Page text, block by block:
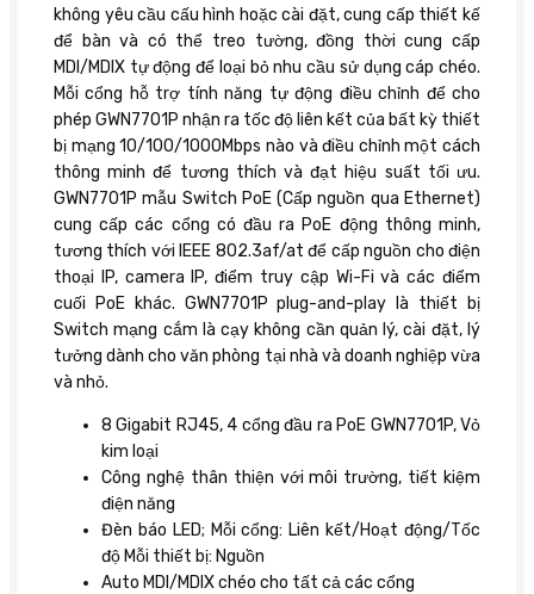
không yêu cầu cấu hình hoặc cài đặt, cung cấp thiết kế
để bàn và có thể treo tường, đồng thời cung cấp
MDI/MDIX tự động để loại bỏ nhu cầu sử dụng cáp chéo.
Mỗi cổng hỗ trợ tính năng tự động điều chỉnh để cho
phép GWN7701P nhận ra tốc độ liên kết của bất kỳ thiết
bị mạng 10/100/1000Mbps nào và điều chỉnh một cách
thông minh để tương thích và đạt hiệu suất tối ưu.
GWN7701P mẫu Switch PoE (Cấp nguồn qua Ethernet)
cung cấp các cổng có đầu ra PoE động thông minh,
tương thích với IEEE 802.3af/at để cấp nguồn cho điện
thoại IP, camera IP, điểm truy cập Wi-Fi và các điểm
cuối PoE khác. GWN7701P plug-and-play là thiết bị
Switch mạng cắm là cạy không cần quản lý, cài đặt, lý
tưởng dành cho văn phòng tại nhà và doanh nghiệp vừa
và nhỏ.
8 Gigabit RJ45, 4 cổng đầu ra PoE GWN7701P, Vỏ
kim loại
Công nghệ thân thiện với môi trường, tiết kiệm
điện năng
Đèn báo LED; Mỗi cổng: Liên kết/Hoạt động/Tốc
độ Mỗi thiết bị: Nguồn
Auto MDI/MDIX chéo cho tất cả các cổng